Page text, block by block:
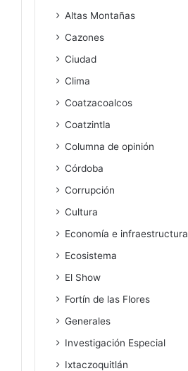
Altas Montañas
Cazones
Ciudad
Clima
Coatzacoalcos
Coatzintla
Columna de opinión
Córdoba
Corrupción
Cultura
Economía e infraestructura
Ecosistema
El Show
Fortín de las Flores
Generales
Investigación Especial
Ixtaczoquitlán